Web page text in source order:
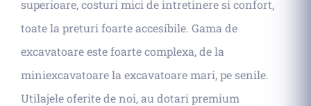
superioare, costuri mici de intretinere si confort,
toate la preturi foarte accesibile. Gama de
excavatoare este foarte complexa, de la
miniexcavatoare la excavatoare mari, pe senile.
Utilajele oferite de noi, au dotari premium